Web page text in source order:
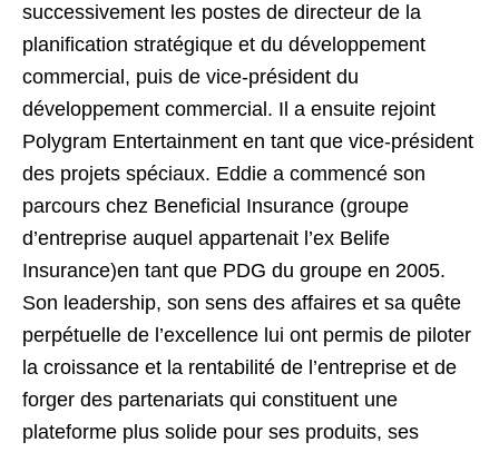
successivement les postes de directeur de la
planification stratégique et du développement
commercial, puis de vice-président du
développement commercial. Il a ensuite rejoint
Polygram Entertainment en tant que vice-président
des projets spéciaux. Eddie a commencé son
parcours chez Beneficial Insurance (groupe
d’entreprise auquel appartenait l’ex Belife
Insurance)en tant que PDG du groupe en 2005.
Son leadership, son sens des affaires et sa quête
perpétuelle de l’excellence lui ont permis de piloter
la croissance et la rentabilité de l’entreprise et de
forger des partenariats qui constituent une
plateforme plus solide pour ses produits, ses